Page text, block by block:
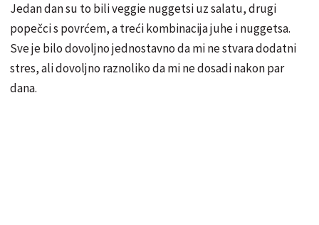
Jedan dan su to bili veggie nuggetsi uz salatu, drugi
popečci s povrćem, a treći kombinacija juhe i nuggetsa.
Sve je bilo dovoljno jednostavno da mi ne stvara dodatni
stres, ali dovoljno raznoliko da mi ne dosadi nakon par
dana.